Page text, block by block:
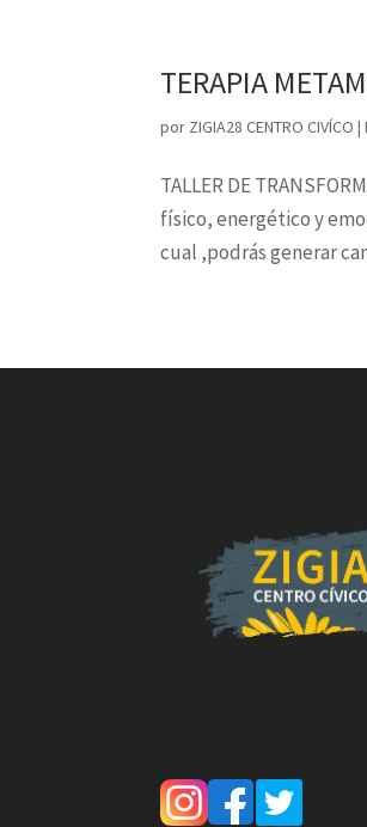
TERAPIA
por ZIGIA28 CENTRO CIVÍCO |
TALLER DE
físico, energético y
cual ,podrás generar